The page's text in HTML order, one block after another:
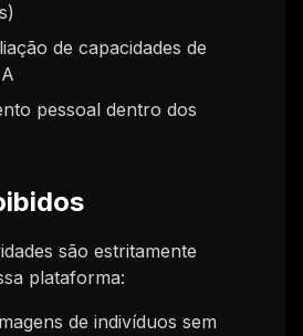
de capacidades de
pessoal dentro dos
são estritamente
plataforma:
de indivíduos sem